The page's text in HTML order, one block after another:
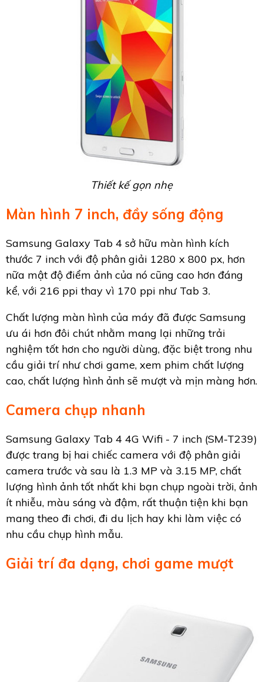
Thiết kế gọn nhẹ
Màn hình 7 inch, đầy sống động
Samsung Galaxy Tab 4 sở hữu màn hình kích
thước 7 inch với độ phân giải 1280 x 800 px, hơn
nữa mật độ điểm ảnh của nó cũng cao hơn đáng
kể, với 216 ppi thay vì 170 ppi như Tab 3.
Chất lượng màn hình của máy đã được Samsung
ưu ái hơn đôi chút nhằm mang lại những trải
nghiệm tốt hơn cho người dùng, đặc biệt trong nhu
cầu giải trí như chơi game, xem phim chất lượng
cao, chất lượng hình ảnh sẽ mượt và mịn màng hơn.
Camera chụp nhanh
Samsung Galaxy Tab 4 4G Wifi - 7 inch (SM-T239)
được trang bị hai chiếc camera với độ phân giải
camera trước và sau là 1.3 MP và 3.15 MP, chất
lượng hình ảnh tốt nhất khi bạn chụp ngoài trời, ảnh
ít nhiễu, màu sáng và đậm, rất thuận tiện khi bạn
mang theo đi chơi, đi du lịch hay khi làm việc có
nhu cầu chụp hình mẫu.
Giải trí đa dạng, chơi game mượt